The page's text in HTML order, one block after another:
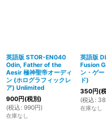
英語版 STOR-EN040
Odin, Father of the
Aesir 極神聖帝オーディ
ン (ホログラフィックレ
ア) Unlimited
900円(税別)
(税込 : 990円)
在庫なし
英語版
Fusion
ン・ゲ
ド)
350円(
(税込 :
在庫なし